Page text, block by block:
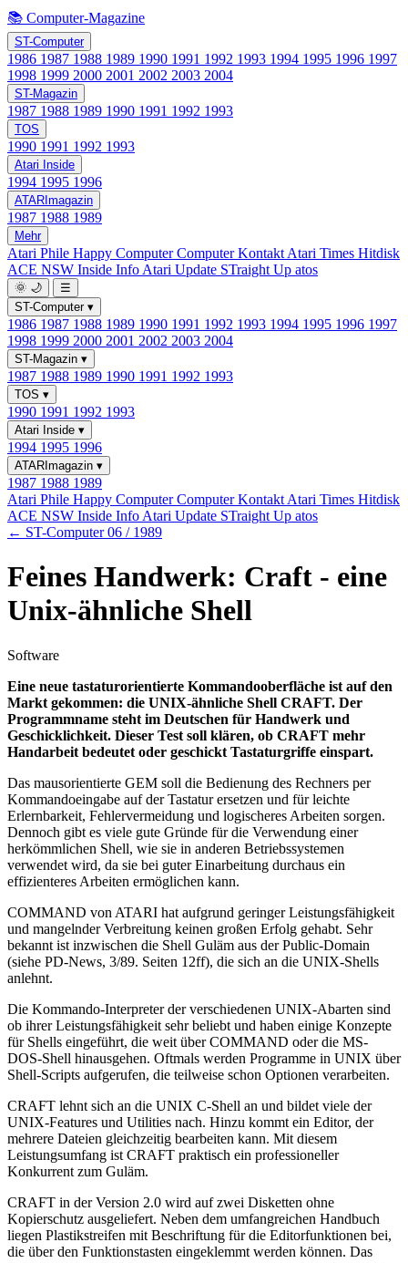
📚 Computer-Magazine
ST-Computer
1986 1987 1988 1989 1990 1991 1992 1993 1994 1995 1996 1997
1998 1999 2000 2001 2002 2003 2004
ST-Magazin
1987 1988 1989 1990 1991 1992 1993
TOS
1990 1991 1992 1993
Atari Inside
1994 1995 1996
ATARImagazin
1987 1988 1989
Mehr
Atari Phile Happy ComputerComputer Kontakt Atari Times Hitdisk
ACE NSW Inside Info Atari Update STraight Up atos
🌞 🌙
☰
ST-Computer ▾
1986 1987 1988 1989 1990 1991 1992 1993 1994 1995 1996 1997
1998 1999 2000 2001 2002 2003 2004
ST-Magazin ▾
1987 1988 1989 1990 1991 1992 1993
TOS ▾
1990 1991 1992 1993
Atari Inside ▾
1994 1995 1996
ATARImagazin ▾
1987 1988 1989
Atari Phile Happy ComputerComputer Kontakt Atari Times Hitdisk
ACE NSW Inside Info Atari Update STraight Up atos
← ST-Computer 06 / 1989
Feines Handwerk: Craft - eine
Unix-ähnliche Shell
Software
Eine neue tastaturorientierte Kommandooberfläche ist auf den
Markt gekommen: die UNIX-ähnliche Shell CRAFT. Der
Programmname steht im Deutschen für Handwerk und
Geschicklichkeit. Dieser Test soll klären, ob CRAFT mehr
Handarbeit bedeutet oder geschickt Tastaturgriffe einspart.
Das mausorientierte GEM soll die Bedienung des Rechners per
Kommandoeingabe auf der Tastatur ersetzen und für leichte
Erlernbarkeit, Fehlervermeidung und logischeres Arbeiten sorgen.
Dennoch gibt es viele gute Gründe für die Verwendung einer
herkömmlichen Shell, wie sie in anderen Betriebssystemen
verwendet wird, da sie bei guter Einarbeitung durchaus ein
effizienteres Arbeiten ermöglichen kann.
COMMAND von ATARI hat aufgrund geringer Leistungsfähigkeit
und mangelnder Verbreitung keinen großen Erfolg gehabt. Sehr
bekannt ist inzwischen die Shell Guläm aus der Public-Domain
(siehe PD-News, 3/89. Seiten 12ff), die sich an die UNIX-Shells
anlehnt.
Die Kommando-Interpreter der verschiedenen UNIX-Abarten sind
ob ihrer Leistungsfähigkeit sehr beliebt und haben einige Konzepte
für Shells eingeführt, die weit über COMMAND oder die MS-
DOS-Shell hinausgehen. Oftmals werden Programme in UNIX über
Shell-Scripts aufgerufen, die teilweise schon Optionen verarbeiten.
CRAFT lehnt sich an die UNIX C-Shell an und bildet viele der
UNIX-Features und Utilities nach. Hinzu kommt ein Editor, der
mehrere Dateien gleichzeitig bearbeiten kann. Mit diesem
Leistungsumfang ist CRAFT praktisch ein professioneller
Konkurrent zum Guläm.
CRAFT in der Version 2.0 wird auf zwei Disketten ohne
Kopierschutz ausgeliefert. Neben dem umfangreichen Handbuch
liegen Plastikstreifen mit Beschriftung für die Editorfunktionen bei,
die über den Funktionstasten eingeklemmt werden können. Das